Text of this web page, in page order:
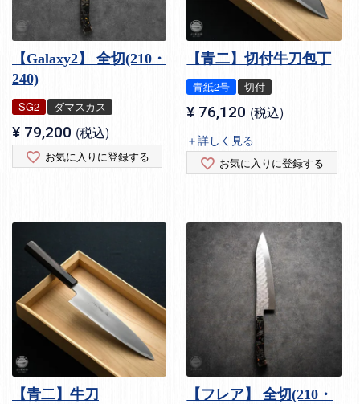
【Galaxy2】 全切(210・
240)
SG2 ダマスカス
¥ 79,200 税込
お気に入りに登録する
【青二】切付牛刀包丁
青紙2号 切付
¥ 76,120 税込
＋詳しく見る
お気に入りに登録する
【青二】牛刀
【フレア】 全切(210・